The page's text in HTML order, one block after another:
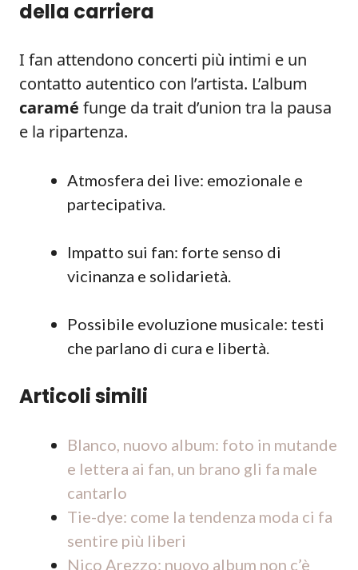
della carriera
I fan attendono concerti più intimi e un
contatto autentico con l’artista. L’album
caramé funge da trait d’union tra la pausa
e la ripartenza.
Atmosfera dei live: emozionale e
partecipativa.
Impatto sui fan: forte senso di
vicinanza e solidarietà.
Possibile evoluzione musicale: testi
che parlano di cura e libertà.
Articoli simili
Blanco, nuovo album: foto in mutande
e lettera ai fan, un brano gli fa male
cantarlo
Tie-dye: come la tendenza moda ci fa
sentire più liberi
Nico Arezzo: nuovo album non c’è